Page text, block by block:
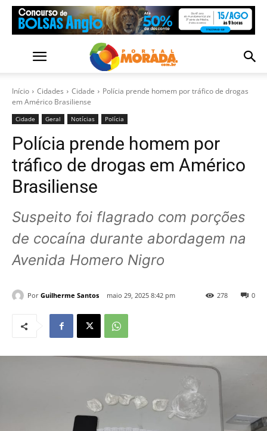
Início Cidades Cidade
Polícia prende homem por tráfico de drogas
em Américo Brasiliense
Cidade Geral Notícias Polícia
Polícia prende homem por
tráfico de drogas em Américo
Brasiliense
Suspeito foi flagrado com porções
de cocaína durante abordagem na
Avenida Homero Nigro
Por Guilherme Santos maio 29, 2025 8:42 pm 0
278